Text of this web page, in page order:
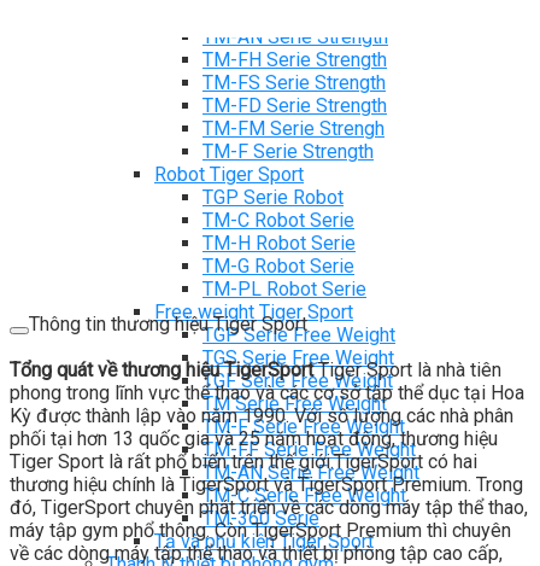
TM-AN Serie Strength
TM-FH Serie Strength
TM-FS Serie Strength
TM-FD Serie Strength
TM-FM Serie Strengh
TM-F Serie Strength
Robot Tiger Sport
TGP Serie Robot
TM-C Robot Serie
TM-H Robot Serie
TM-G Robot Serie
TM-PL Robot Serie
Free weight Tiger Sport
TGP Serie Free Weight
TGS Serie Free Weight
TGF Serie Free Weight
TM Serie Free Weight
TM-F Serie Free Weight
TM-FF Serie Free Weight
TM-AN Serie Free Weight
TM-C Serie Free Weight
TM-360 Serie
Tạ và phụ kiện Tiger Sport
Thông tin thương hiệu Tiger Sport
Tổng quát về thương hiệu TigerSportTiger Sport là nhà tiên
phong trong lĩnh vực thể thao và các cơ sở tập thể dục tại Hoa
Kỳ được thành lập vào năm 1990. Với số lượng các nhà phân
phối tại hơn 13 quốc gia và 25 năm hoạt động, thương hiệu
Tiger Sport là rất phổ biến trên thế giới.TigerSport có hai
thương hiệu chính là TigerSport và TigerSport Premium. Trong
đó, TigerSport chuyên phát triển về các dòng máy tập thể thao,
máy tập gym phổ thông. Còn TigerSport Premium thì chuyên
về các dòng máy tập thể thao và thiết bị phòng tập cao cấp,